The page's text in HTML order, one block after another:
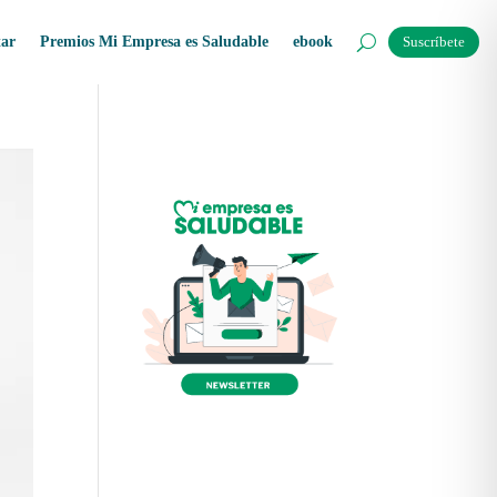
Premios Mi Empresa es Saludable ebook Suscríbete